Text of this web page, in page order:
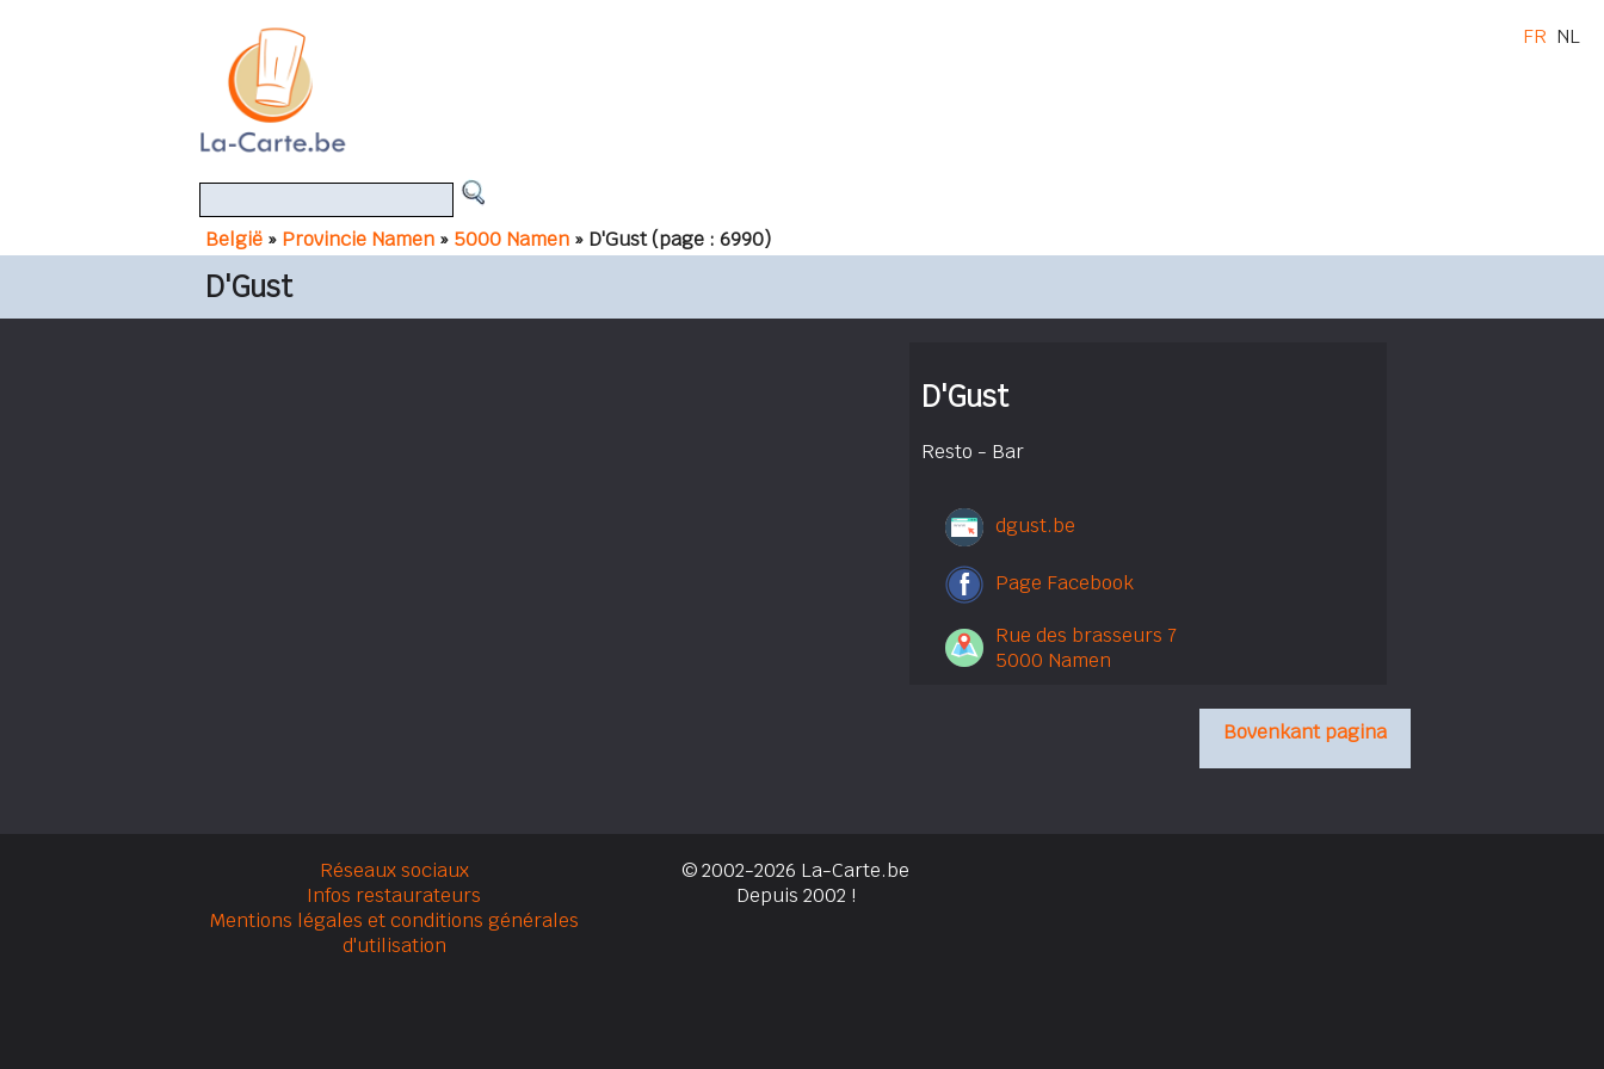
België » Provincie Namen » 5000 Namen » D'Gust(page : 6990)
FR NL
D'Gust
D'Gust
Resto - Bar
dgust.be
Page Facebook
Rue des brasseurs 7
5000 Namen
Bovenkant pagina
Réseaux sociaux
Infos restaurateurs
Mentions légales et conditions générales
d'utilisation
© 2002-2026 La-Carte.be
Depuis 2002 !